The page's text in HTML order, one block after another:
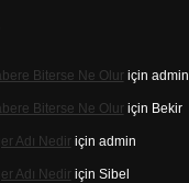
Biterse Ne Oluriçin admin
Biterse Ne Oluriçin Bekir
Adı Nediriçin admin
Adı Nediriçin Sibel